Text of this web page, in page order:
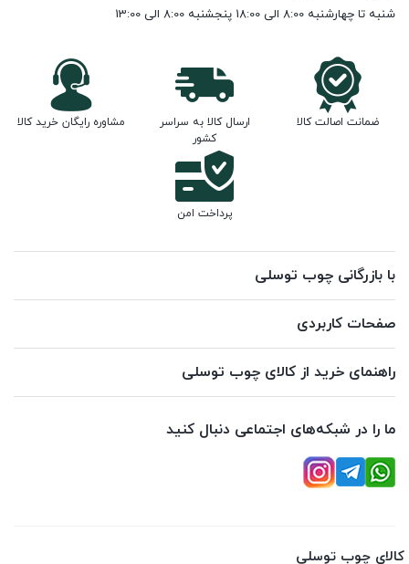
شنبه تا چهارشنبه 8:00 الی 18:00 پنجشنبه 8:00 الی 13:00
ضمانت اصالت کالا
ارسال کالا به سراسر
کشور
مشاوره رایگان خرید کالا
پرداخت امن
با بازرگانی چوب توسلی
صفحات کاربردی
راهنمای خرید از کالای چوب توسلی
ما را در شبکه‌های اجتماعی دنبال کنید
کالای چوب توسلی